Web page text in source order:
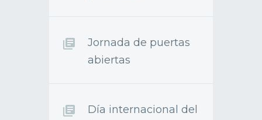
Jornada de puertas
abiertas
Día internacional del